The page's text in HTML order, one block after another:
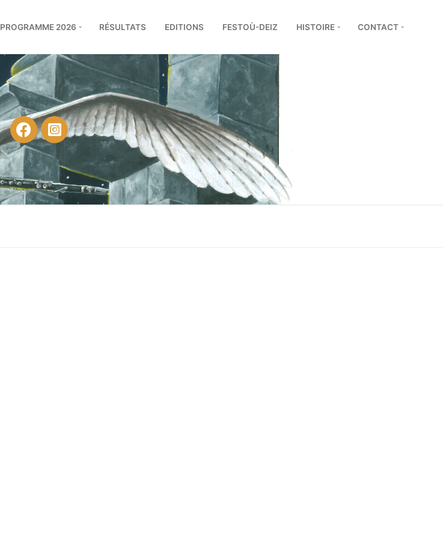
PROGRAMME 2026 RÉSULTATS EDITIONS FESTOÙ-DEIZ HISTOIRE CONTACT